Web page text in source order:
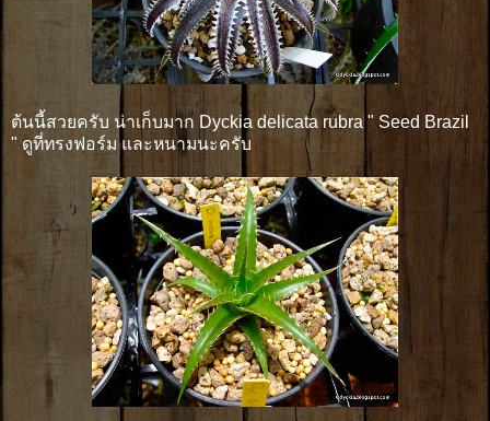
ต้นนี้สวยครับ น่าเก็บมาก Dyckia delicata rubra " Seed Brazil
" ดูที่ทรงฟอร์ม และหนามนะครับ